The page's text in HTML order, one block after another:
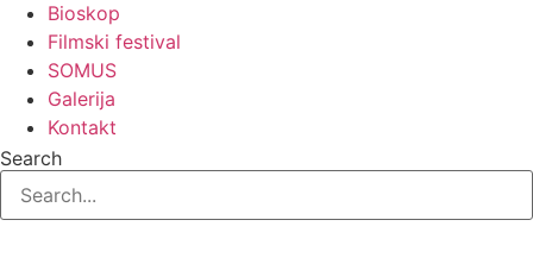
Bioskop
Filmski festival
SOMUS
Galerija
Kontakt
Search